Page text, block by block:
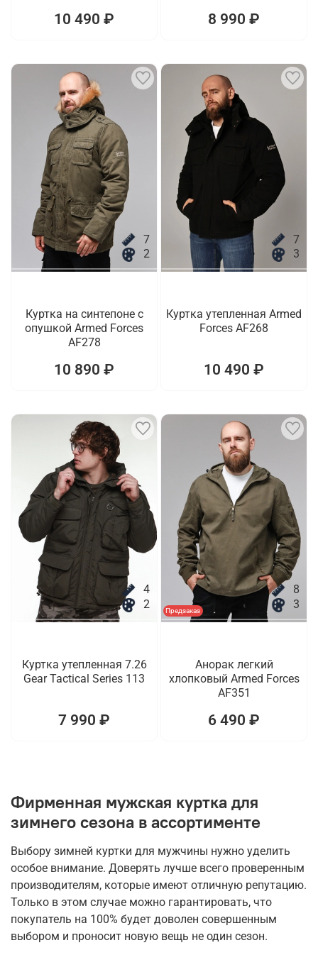
10 490 ₽ 8 990 ₽
7
2
Куртка на синтепоне с
опушкой Armed Forces
AF278
10 890 ₽
7
3
Куртка утепленная Armed
Forces AF268
10 490 ₽
4
2
Куртка утепленная 7.26
Gear Tactical Series 113
7 990 ₽
Предзаказ
8
3
Анорак легкий
хлопковый Armed Forces
AF351
6 490 ₽
Фирменная мужская куртка для
зимнего сезона в ассортименте
Выбору зимней куртки для мужчины нужно уделить
особое внимание. Доверять лучше всего проверенным
производителям, которые имеют отличную репутацию.
Только в этом случае можно гарантировать, что
покупатель на 100% будет доволен совершенным
выбором и проносит новую вещь не один сезон.